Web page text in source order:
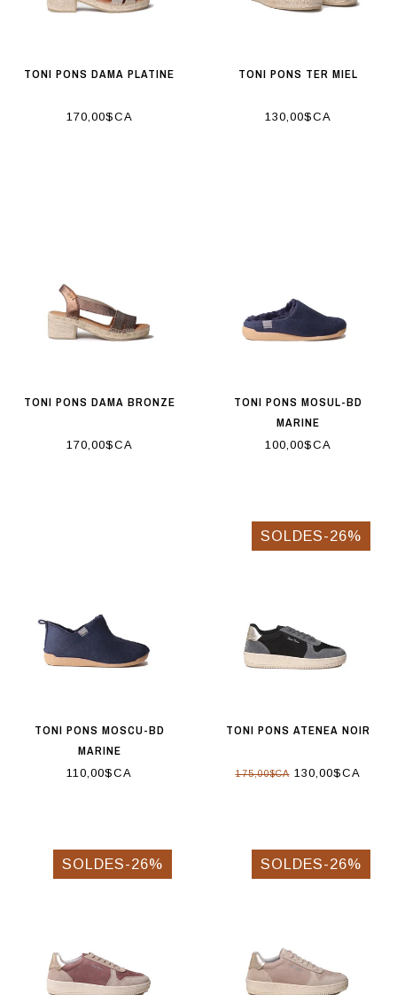
TONI PONS DAMA PLATINE
170,00$CA
TONI PONS TER MIEL
130,00$CA
TONI PONS DAMA BRONZE
170,00$CA
TONI PONS MOSUL-BD
MARINE
100,00$CA
TONI PONS MOSCU-BD
MARINE
110,00$CA
SOLDES-26%
TONI PONS ATENEA NOIR
175,00$CA130,00$CA
SOLDES-26% SOLDES-26%